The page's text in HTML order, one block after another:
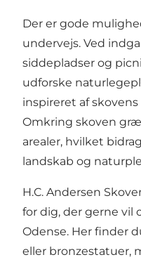
Der er gode
undervejs. Ved
siddepladser og
udforske
inspireret af
Omkring skoven
arealer, hvilket
landskab og
H.C. Andersen
for dig, der gerne vil
Odense. Her finder
eller bronzestatuer,